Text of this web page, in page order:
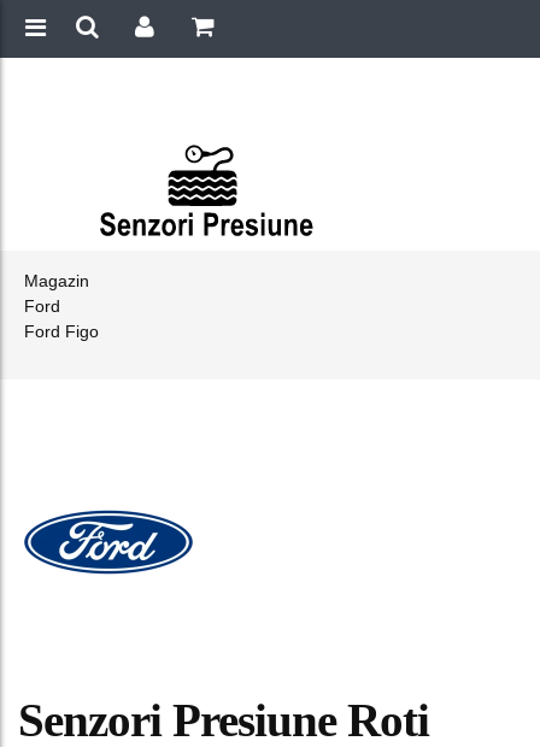
Magazin
Ford
Ford Figo
Senzori Presiune Roti